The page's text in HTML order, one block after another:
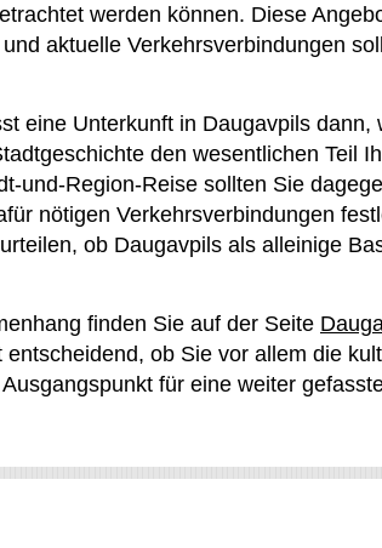
werden können. Diese
aktuelle Verkehrsverbindungen
eine Unterkunft in Daugavpils dann,
den wesentlichen Teil
und-Region-Reise sollten Sie
nötigen Verkehrsverbindungen
ob Daugavpils als alleinige
finden Sie auf der Seite
ob Sie vor allem die
für eine weiter